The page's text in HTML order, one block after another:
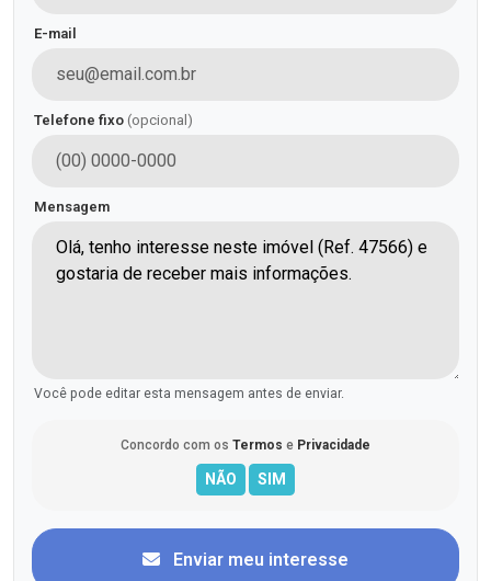
E-mail
Telefone fixo (opcional)
Mensagem
Você pode editar esta mensagem antes de enviar.
Concordo com os Termos e Privacidade
Enviar meu interesse